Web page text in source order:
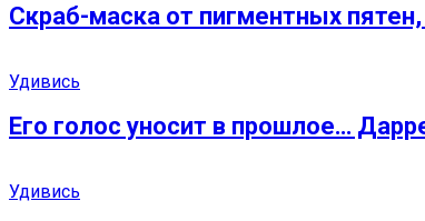
Скраб-маска от пигментных
Удивись
Его голос уносит в прошлое…
Удивись